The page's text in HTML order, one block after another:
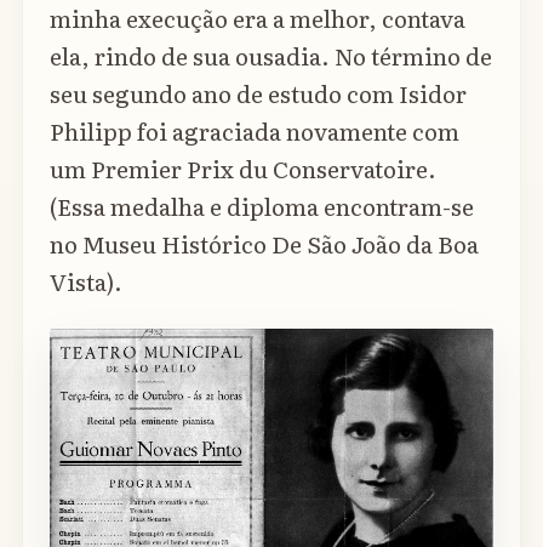
minha execução era a melhor, contava
ela, rindo de sua ousadia. No término de
seu segundo ano de estudo com Isidor
Philipp foi agraciada novamente com
um Premier Prix du Conservatoire.
(Essa medalha e diploma encontram-se
no Museu Histórico De São João da Boa
Vista).